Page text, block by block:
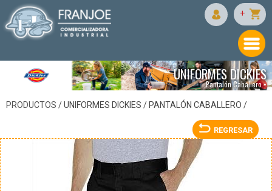
+
UNIFORMES DICKIES
Pantalón Caballero •
PRODUCTOS /UNIFORMES DICKIES / PANTALÓN CABALLERO /
REGRESAR